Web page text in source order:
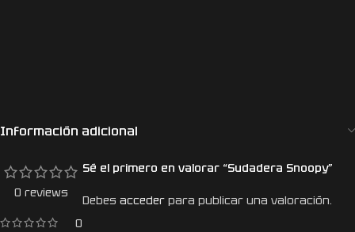
Información adicional
0 reviews
0
Sé el primero en valorar “Sudadera Snoopy”
Debes acceder para publicar una valoración.